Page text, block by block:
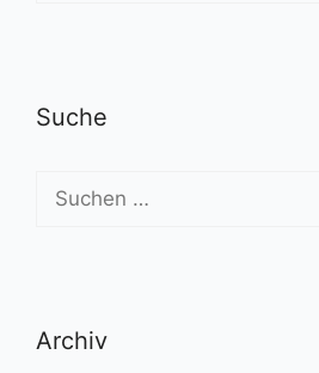
Suche
Suchen
nach:
Archiv